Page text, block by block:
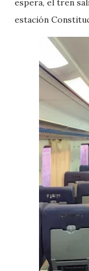
espera, el tren
estación